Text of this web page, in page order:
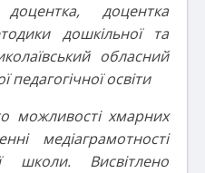
доцентка
дошкільної та
обласний
педагогічної освіти
можливості хмарних
медіаграмотності
школи. Висвітлено